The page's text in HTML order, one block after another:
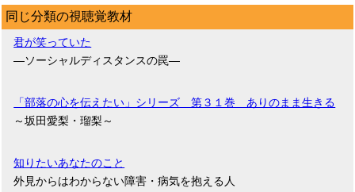
同じ分類の視聴覚教材
君が笑っていた
―ソーシャルディスタンスの罠―
「部落の心を伝えたい」シリーズ 第３１巻 ありのまま生きる
～坂田愛梨・瑠梨～
知りたいあなたのこと
外見からはわからない障害・病気を抱える人